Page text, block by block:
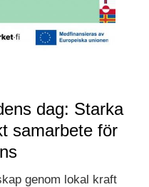
dag: Starka
samarbete för
genom lokal kraft